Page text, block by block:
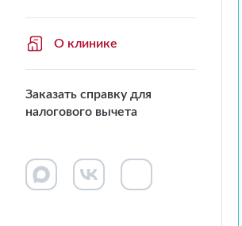
О клинике
Заказать справку для
налогового вычета